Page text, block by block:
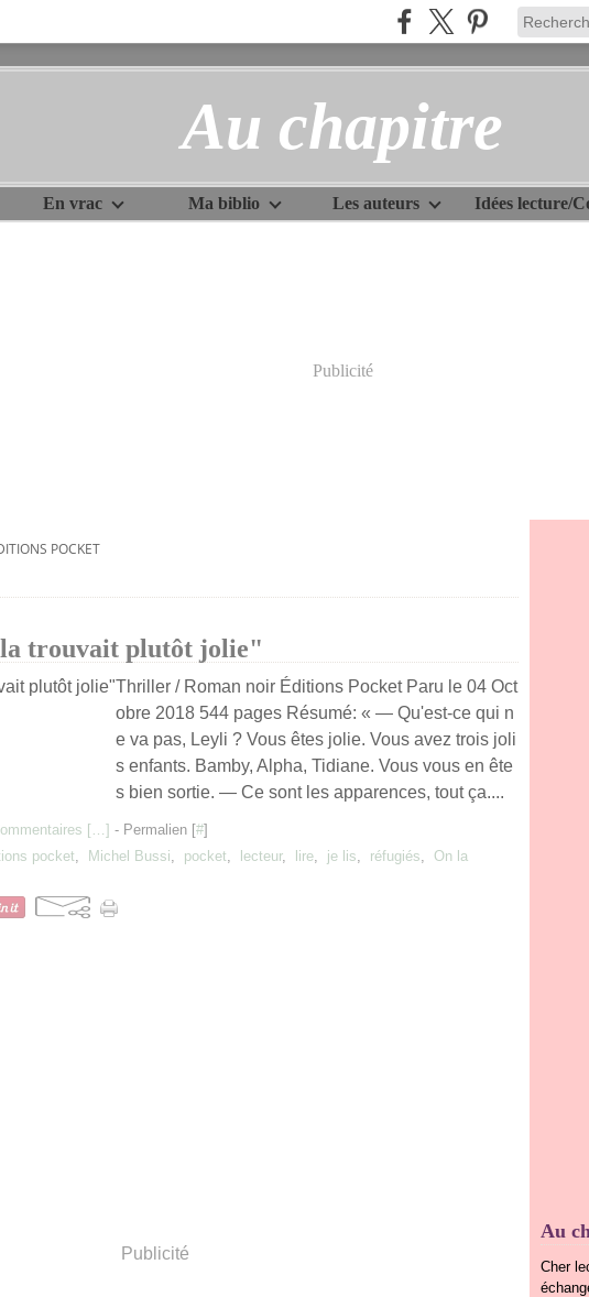
Au chapitre
En vrac Ma biblio Les auteurs
Publicité
POCKET
trouvait plutôt jolie"
Thriller / Roman noir Éditions Pocket Paru le 04 Oct
obre 2018 544 pages Résumé: « — Qu'est-ce qui n
e va pas, Leyli ? Vous êtes jolie. Vous avez trois joli
s enfants. Bamby, Alpha, Tidiane. Vous vous en ête
s bien sortie. — Ce sont les apparences, tout ça....
[…] - Permalien [#]
pocket, Michel Bussi, pocket, lecteur, lire, je lis, réfugiés, On la
Publicité
Au
Cher